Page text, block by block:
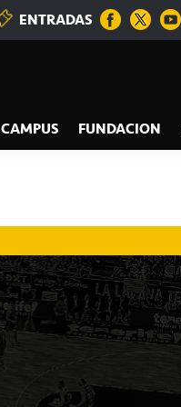
ENTRADAS
CAMPUS FUNDACION